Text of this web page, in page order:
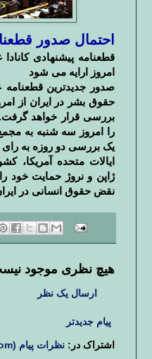
احتمال صدور
قطعنامه پیشنهادی‌
امروز ارایه می شود
صدور جدیدترین
حقوق بشر در ایران از
بررسی قرار خواهد
را امروز سه شنبه به
یک بررسی دو روزه به
ایالات متحده آمریکا،
ژاپن و نروژ حمایت خود
نقض حقوق انسانی در
هیچ نظری موجود
ارسال یک نظر
پیام جدیدتر
اشتراک در: نظرات پیام (Atom)